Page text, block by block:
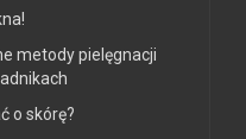
metody pielęgnacji
o skórę?